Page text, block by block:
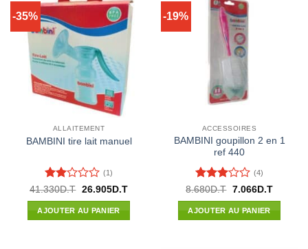
-35%
ALLAITEMENT
BAMBINI tire lait manuel
Note
2
sur
5
(1)
41.330D.T Le
initial
était :
26.905D.TLe
AJOUTER AU PANIER
-19%
ACCESSOIRES
BAMBINI goupillon 2 en 1
ref 440
Note3
sur 5
(4)
8.680D.T Le
initial
était :
7.066D.TLe
AJOUTER AU PANIER